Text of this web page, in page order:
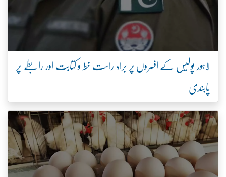
لاہور پولیس کے افسروں پر براہ راست خط و کتابت اور رابطے پر
پابندی